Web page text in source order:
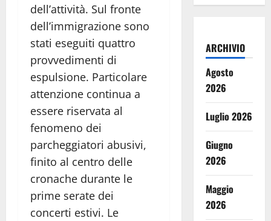
dell’attività. Sul fronte
dell’immigrazione sono
stati eseguiti quattro
provvedimenti di
espulsione. Particolare
attenzione continua a
essere riservata al
fenomeno dei
parcheggiatori abusivi,
finito al centro delle
cronache durante le
prime serate dei
concerti estivi. Le
ARCHIVIO
Agosto
2026
Luglio 2026
Giugno
2026
Maggio
2026